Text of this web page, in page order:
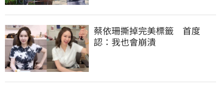
蔡依珊撕掉完美標籤　首度
認：我也會崩潰